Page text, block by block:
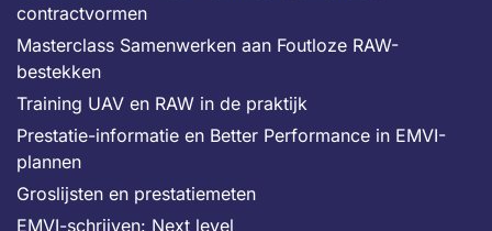
contractvormen
Masterclass Samenwerken aan Foutloze RAW-
bestekken
Training UAV en RAW in de praktijk
Prestatie-informatie en Better Performance in EMVI-
plannen
Groslijsten en prestatiemeten
EMVI-schrijven: Next level